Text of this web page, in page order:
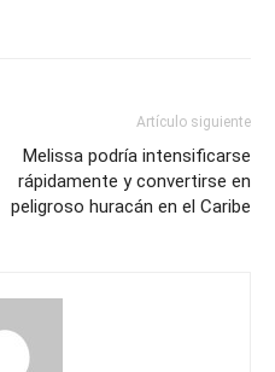
Artículo siguiente
Melissa podría intensificarse
rápidamente y convertirse en
peligroso huracán en el Caribe